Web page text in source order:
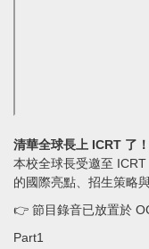
清華全球長上 ICRT 了！
本校全球長受邀至
的國際亮點、招生策略
👉 節目錄音已放置於
Part1